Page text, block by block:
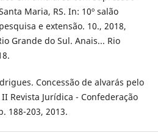
Maria, RS. In: 10º salão
e extensão. 10., 2018,
Grande do Sul. Anais... Rio
Concessão de alvarás pelo
Revista Jurídica - Confederação
188-203, 2013.